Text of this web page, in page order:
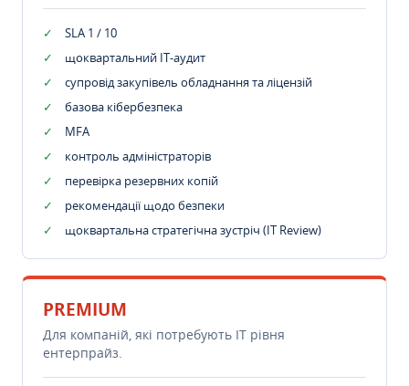
SLA 1 / 10
щоквартальний IT-аудит
супровід закупівель обладнання та ліцензій
базова кібербезпека
MFA
контроль адміністраторів
перевірка резервних копій
рекомендації щодо безпеки
щоквартальна стратегічна зустріч (IT Review)
PREMIUM
Для компаній, які потребують ІТ рівня
ентерпрайз.